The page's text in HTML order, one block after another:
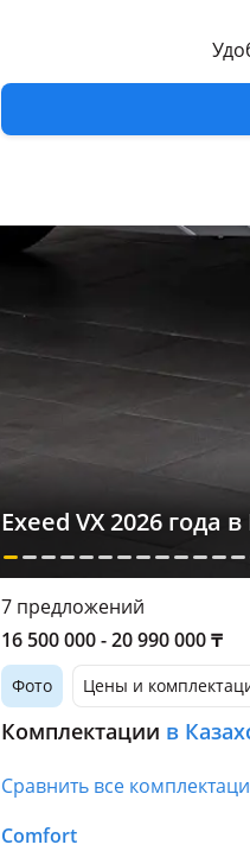
Exeed VX 2026 года
7 предложений
16 500 000 - 20 990 000 ₸
Фото Цены и
Комплектации в
Сравнить все
Comfort